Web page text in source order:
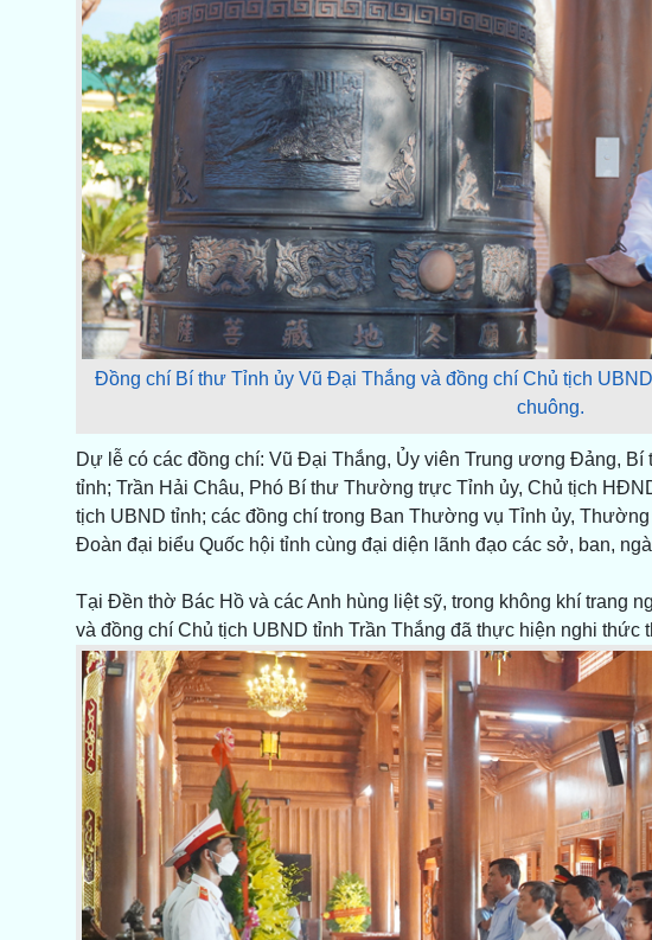
Đồng chí Bí thư Tỉnh ủy Vũ Đại Thắng và đồng chí Chủ tịch
chuông.
Dự lễ có các đồng chí: Vũ Đại Thắng, Ủy viên Trung ương Đảng,
tỉnh; Trần Hải Châu, Phó Bí thư Thường trực Tỉnh ủy, Chủ tịch
tịch UBND tỉnh; các đồng chí trong Ban Thường vụ Tỉnh ủy,
Đoàn đại biểu Quốc hội tỉnh cùng đại diện lãnh đạo các sở, ban,
Tại Đền thờ Bác Hồ và các Anh hùng liệt sỹ, trong không khí trang
và đồng chí Chủ tịch UBND tỉnh Trần Thắng đã thực hiện nghi thức